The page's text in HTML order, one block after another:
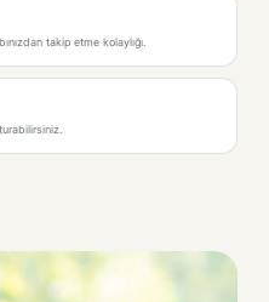
takip etme kolaylığı.